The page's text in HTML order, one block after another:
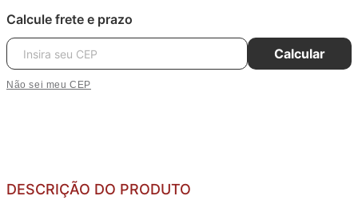
Calcule frete e prazo
Calcular
Não sei meu CEP
DESCRIÇÃO DO PRODUTO